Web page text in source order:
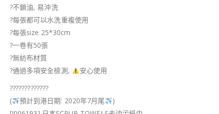
?不鎖油, 易沖洗
?每張都可以水洗重複使用
?每張size 25*30cm
?一卷有50張
?無紡布材質
?通過多項安全檢測,
安心使用
?????????????
(
預計到港日期: 2020年7月尾
)